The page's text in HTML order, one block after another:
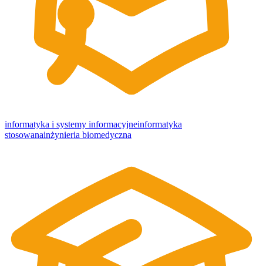
informatyka i systemy informacyjneinformatyka
stosowanainżynieria biomedyczna